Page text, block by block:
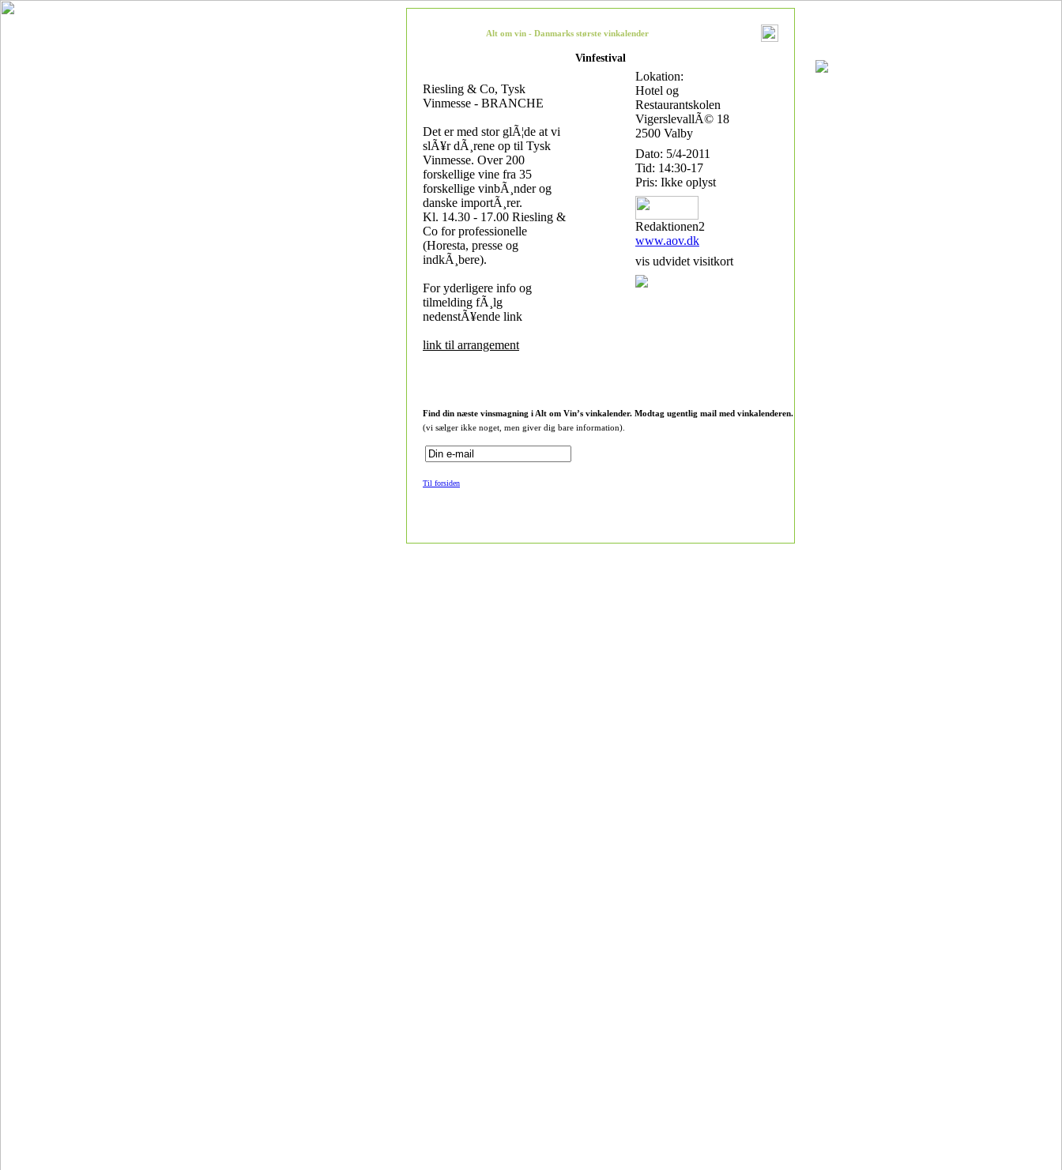
Alt om vin - Danmarks største vinkalender
Vinfestival
Riesling & Co, Tysk
Vinmesse - BRANCHE
Det er med stor glÃ¦de at vi
slÃ¥r dÃ¸rene op til Tysk
Vinmesse. Over 200
forskellige vine fra 35
forskellige vinbÃ¸nder og
danske importÃ¸rer.
Kl. 14.30 - 17.00 Riesling &
Co for professionelle
(Horesta, presse og
indkÃ¸bere).
For yderligere info og
tilmelding fÃ¸lg
nedenstÃ¥ende link
link til arrangement
Lokation:
Hotel og
Restaurantskolen
VigerslevallÃ© 18
2500 Valby
Dato: 5/4-2011
Tid: 14:30-17
Pris: Ikke oplyst
Redaktionen2
www.aov.dk
vis udvidet visitkort
Find din næste vinsmagning i Alt om Vin’s vinkalender. Modtag ugentlig mail med vinkalenderen.
(vi sælger ikke noget, men giver dig bare information).
Til forsiden